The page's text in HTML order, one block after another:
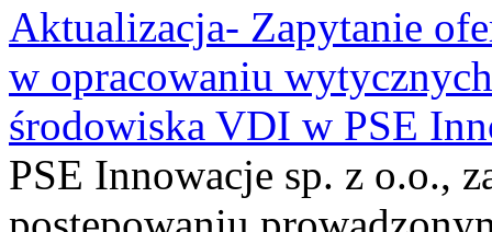
Aktualizacja- Zapytanie
w opracowaniu
środowiska VDI w PSE
PSE Innowacje sp. z o.o.,